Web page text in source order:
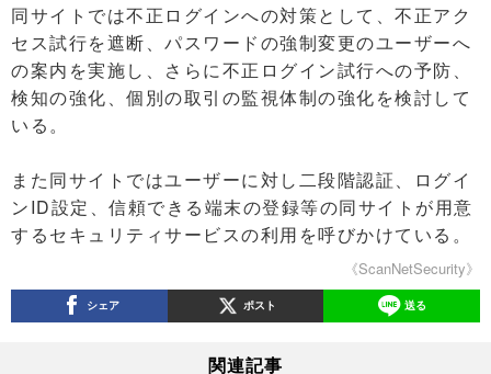
同サイトでは不正ログインへの対策として、不正アク
セス試行を遮断、パスワードの強制変更のユーザーへ
の案内を実施し、さらに不正ログイン試行への予防、
検知の強化、個別の取引の監視体制の強化を検討して
いる。
また同サイトではユーザーに対し二段階認証、ログイ
ンID設定、信頼できる端末の登録等の同サイトが用意
するセキュリティサービスの利用を呼びかけている。
《ScanNetSecurity》
シェア ポスト 送る
関連記事